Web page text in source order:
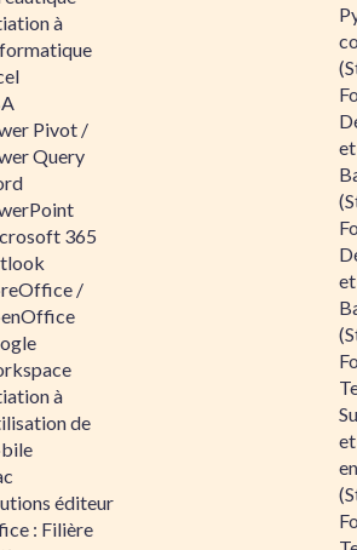
à
Pivot /
Query
365
/
à
de
éditeur
: Filière